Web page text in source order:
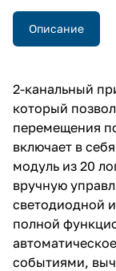
Описание
2-канальный
который
перемещения
включает в
модуль из 20
вручную
светодиодной
полной
событиями,